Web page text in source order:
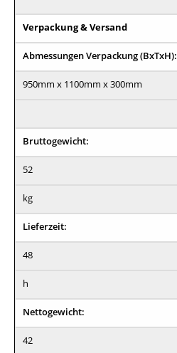
Verpackung & Versand
Abmessungen Verpackung (BxTxH):
950mm x 1100mm x 300mm
Bruttogewicht:
52
kg
Lieferzeit:
48
h
Nettogewicht:
42